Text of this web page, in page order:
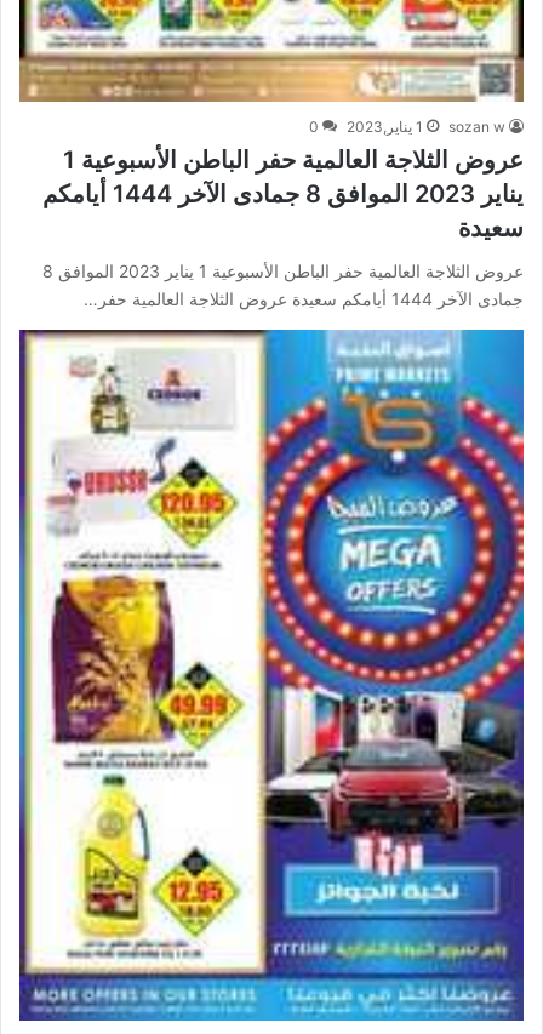
sozan w 1 يناير,2023 0
عروض الثلاجة العالمية حفر الباطن الأسبوعية 1
يناير 2023 الموافق 8 جمادى الآخر 1444 أيامكم
سعيدة
عروض الثلاجة العالمية حفر الباطن الأسبوعية 1 يناير 2023 الموافق 8
جمادى الآخر 1444 أيامكم سعيدة عروض الثلاجة العالمية حفر…